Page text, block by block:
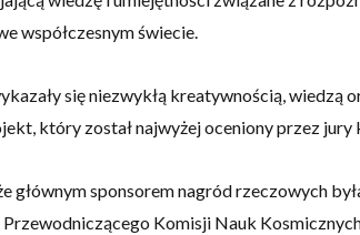
współczesnym świecie.
się niezwykłą kreatywnością, wiedzą
który został najwyżej oceniony przez jury
głównym sponsorem nagród rzeczowych
Komisji Nauk